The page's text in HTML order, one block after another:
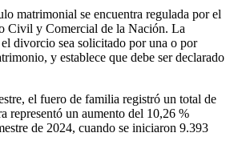
matrimonial se encuentra regulada por el
Civil y Comercial de la Nación. La
divorcio sea solicitado por una o por
y establece que debe ser declarado
el fuero de familia registró un total de
representó un aumento del 10,26 %
de 2024, cuando se iniciaron 9.393